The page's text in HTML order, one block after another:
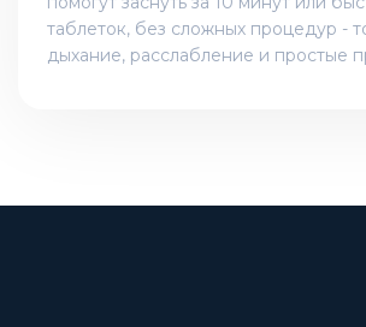
таблеток, без сложных процедур -
дыхание, расслабление и простые